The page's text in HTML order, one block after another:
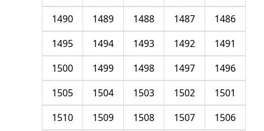
1486
1487
1488
1489
1490
1491
1492
1493
1494
1495
1496
1497
1498
1499
1500
1501
1502
1503
1504
1505
1506
1507
1508
1509
1510